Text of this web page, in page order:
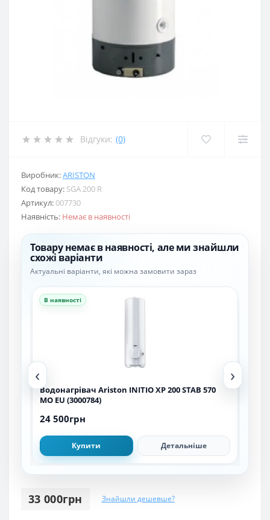
Відгуки: (0)
Виробник:ARISTON
Код товару: SGA 200 R
Артикул:007730
Наявність: Немає в наявності
Товару немає в наявності, але ми знайшли
схожі варіанти
Актуальні варіанти, які можна замовити зараз
‹
В наявності
Водонагрівач Ariston INITIO XP 200 STAB 570
MO EU (3000784)
24 500грн
Купити Детальніше
›
33 000грн Знайшли дешевше?